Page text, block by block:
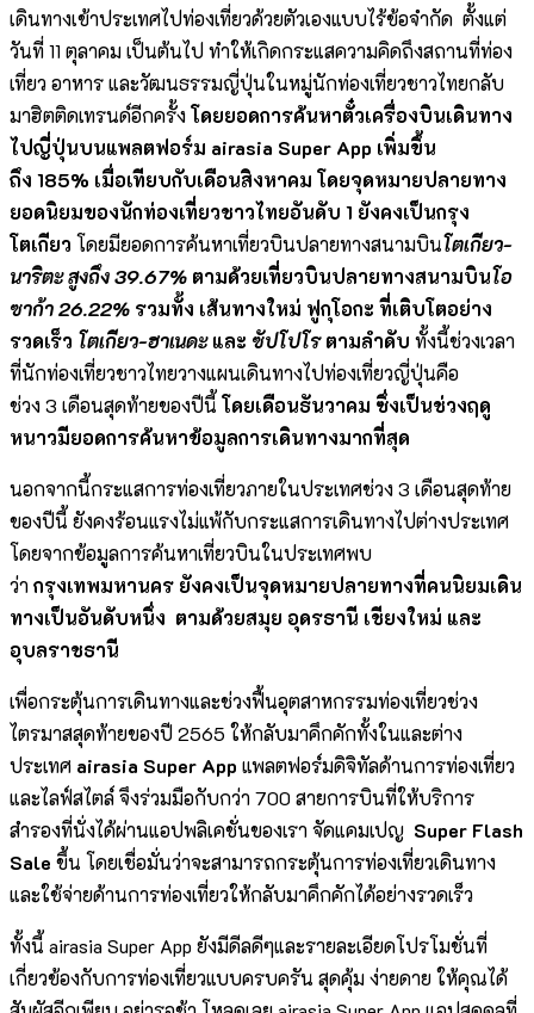
เดินทางเข้าประเทศไปท่องเที่ยวด้วยตัวเองแบบไร้ข้อจำกัด ตั้งแต่
วันที่11 ตุลาคม เป็นต้นไป ทำให้เกิดกระแสความคิดถึงสถานที่ท่อง
เที่ยว อาหาร และวัฒนธรรมญี่ปุ่นในหมู่นักท่องเที่ยวชาวไทยกลับ
มาฮิตติดเทรนด์อีกครั้งโดยยอดการค้นหาตั๋วเครื่องบินเดินทาง
ไปญี่ปุ่นบนแพลตฟอร์ม airasia Super App เพิ่มขึ้น
ถึง 185% เมื่อเทียบกับเดือนสิงหาคม โดยจุดหมายปลายทาง
ยอดนิยมของนักท่องเที่ยวชาวไทยอันดับ 1 ยังคงเป็นกรุง
โตเกียว โดยมียอดการค้นหาเที่ยวบินปลายทางสนามบินโตเกียว-
นาริตะสูงถึง39.67% ตามด้วยเที่ยวบินปลายทางสนามบินโอ
ซาก้า26.22% รวมทั้ง เส้นทางใหม่ ฟูกุโอกะ ที่เติบโตอย่าง
รวดเร็ว โตเกียว-ฮาเนดะ และ ซัปโปโร ตามลำดับ ทั้งนี้ช่วงเวลา
ที่นักท่องเที่ยวชาวไทยวางแผนเดินทางไปท่องเที่ยวญี่ปุ่นคือ
ช่วง3 เดือนสุดท้ายของปีนี้ โดยเดือนธันวาคม ซึ่งเป็นช่วงฤดู
หนาวมียอดการค้นหาข้อมูลการเดินทางมากที่สุด
นอกจากนี้กระแสการท่องเที่ยวภายในประเทศช่วง3 เดือนสุดท้าย
ของปีนี้ ยังคงร้อนแรงไม่แพ้กับกระแสการเดินทางไปต่างประเทศ
โดยจากข้อมูลการค้นหาเที่ยวบินในประเทศพบ
ว่ากรุงเทพมหานคร ยังคงเป็นจุดหมายปลายทางที่คนนิยมเดิน
ทางเป็นอันดับหนึ่ง ตามด้วยสมุย อุดรธานี เชียงใหม่ และ
อุบลราชธานี
เพื่อกระตุ้นการเดินทางและช่วงฟื้นอุตสาหกรรมท่องเที่ยวช่วง
ไตรมาสสุดท้ายของปี2565 ให้กลับมาคึกคักทั้งในและต่าง
ประเทศ airasia Super App แพลตฟอร์มดิจิทัลด้านการท่องเที่ยว
และไลฟ์สไตล์ จึงร่วมมือกับกว่า700 สายการบินที่ให้บริการ
สำรองที่นั่งได้ผ่านแอปพลิเคชั่นของเรา จัดแคมเปญ Super Flash
Sale ขึ้น โดยเชื่อมั่นว่าจะสามารถกระตุ้นการท่องเที่ยวเดินทาง
และใช้จ่ายด้านการท่องเที่ยวให้กลับมาคึกคักได้อย่างรวดเร็ว
ทั้งนี้ airasia Super App ยังมีดีลดีๆและรายละเอียดโปรโมชั่นที่
เกี่ยวข้องกับการท่องเที่ยวแบบครบครัน สุดคุ้ม ง่ายดาย ให้คุณได้